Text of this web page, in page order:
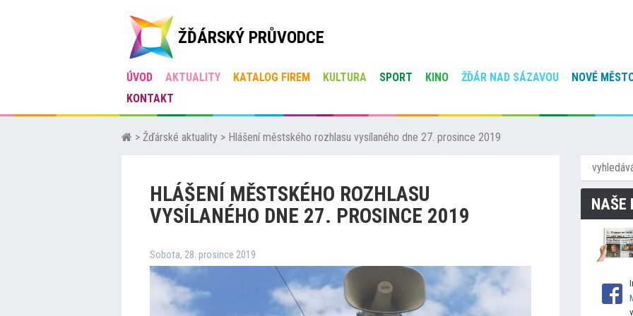
ŽĎÁRSKÝ PRŮVODCE
ÚVOD AKTUALITY KATALOG FIREM KULTURA SPORT KINO ŽĎÁR NAD SÁZAVOU
NOVÉ
KONTAKT
> Žďárské aktuality > Hlášení městského rozhlasu vysílaného dne 27. prosince 2019
HLÁŠENÍ MĚSTSKÉHO ROZHLASU
VYSÍLANÉHO DNE 27. PROSINCE 2019
Sobota, 28. prosince 2019
NAŠE